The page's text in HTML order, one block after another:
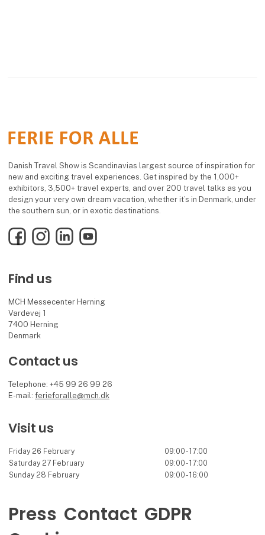
Danish Travel Show is Scandinavias largest source of inspiration for
new and exciting travel experiences. Get inspired by the 1,000+
exhibitors, 3,500+ travel experts, and over 200 travel talks as you
design your very own dream vacation, whether it’s in Denmark, under
the southern sun, or in exotic destinations.
FacebookInstagramLinkedInYouTube
Find us
MCH Messecenter Herning
Vardevej 1
7400 Herning
Denmark
Contact us
Telephone: +45 99 26 99 26
E-mail:ferieforalle@mch.dk
Visit us
Friday 26 February
09:00 - 17:00
Saturday 27 February
09:00 - 17:00
Sunday 28 February
09:00 - 16:00
Press Contact GDPR